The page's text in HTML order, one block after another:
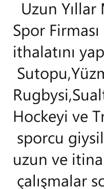
Uzun
Spor
ithalatını
Hockeyi ve
sporcu
uzun ve
çalışmalar